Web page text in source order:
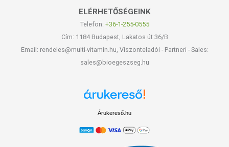
ELÉRHETŐSÉGEINK
Telefon: +36-1-255-0555
Cím: 1184 Budapest, Lakatos út 36/B
Email: rendeles@multi-vitamin.hu, Viszonteladói - Partneri - Sales:
sales@bioegeszseg.hu
Árukereső.hu